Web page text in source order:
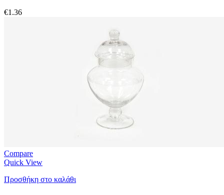
€1.36
Compare
Quick View
Προσθήκη στο καλάθι